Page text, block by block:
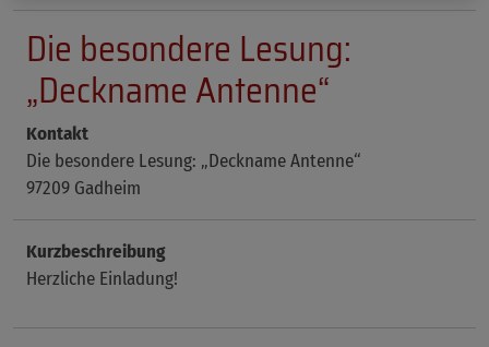
Die besondere Lesung:
„Deckname Antenne“
Kontakt
Die besondere Lesung: „Deckname Antenne“
97209 Gadheim
Kurzbeschreibung
Herzliche Einladung!